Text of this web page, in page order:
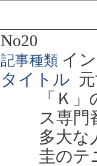
No20
記事種類 イ
タイトル
「Ｋ
ス専門
多大な
圭のテ